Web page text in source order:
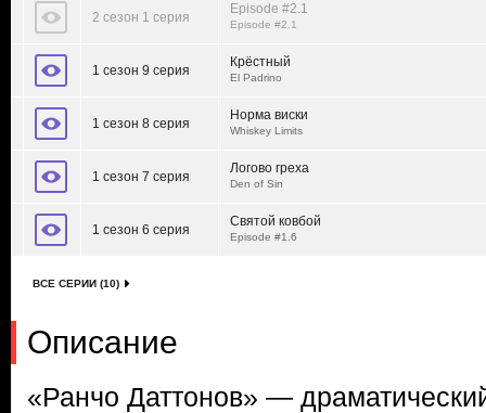
2 сезон 1 серия
Episode #2.1
Episode #2.1
1 сезон 9 серия
Крёстный
El Padrino
1 сезон 8 серия
Норма виски
Whiskey Limits
1 сезон 7 серия
Логово греха
Den of Sin
1 сезон 6 серия
Святой ковбой
Episode #1.6
ВСЕ СЕРИИ (10)
Описание
«Ранчо Даттонов» —